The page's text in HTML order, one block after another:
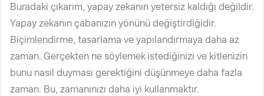
Buradaki çıkarım, yapay zekanın yetersiz kaldığı değildir.
Yapay zekanın çabanızın yönünü değiştirdiğidir.
Biçimlendirme, tasarlama ve yapılandırmaya daha az
zaman. Gerçekten ne söylemek istediğinizi ve kitlenizin
bunu nasıl duyması gerektiğini düşünmeye daha fazla
zaman. Bu, zamanınızı daha iyi kullanmaktır.